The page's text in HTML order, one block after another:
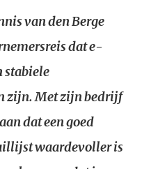
van den Berge
dat e-
stabiele
zijn. Met zijn bedrijf
dat een goed
waardevoller is